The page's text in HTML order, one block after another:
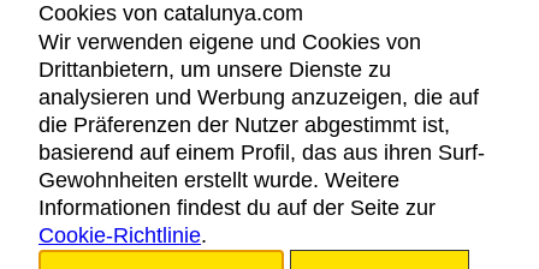
RECHTLICHER HINWEIS
DATENSCHUTZICHTLINIE
COOKIES
BARRIEREFREIHEIT
Cookies von catalunya.com
Wir verwenden eigene und Cookies von
Drittanbietern, um unsere Dienste zu
analysieren und Werbung anzuzeigen, die auf
die Präferenzen der Nutzer abgestimmt ist,
basierend auf einem Profil, das aus ihren Surf-
Gewohnheiten erstellt wurde. Weitere
Informationen findest du auf der Seite zur
Cookie-Richtlinie.